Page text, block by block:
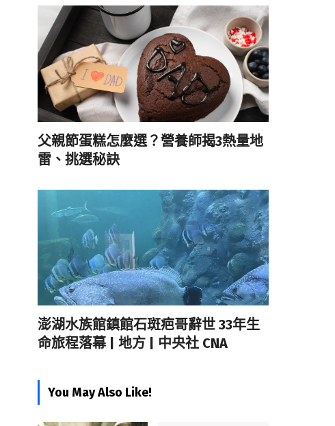
父親節蛋糕怎麼選？營養師揭3熱量地
雷、挑選秘訣
澎湖水族館鎮館石斑疤哥辭世 33年生
命旅程落幕 | 地方 | 中央社 CNA
You May Also Like!